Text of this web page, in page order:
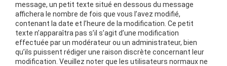
message, un petit texte situé en dessous du message
affichera le nombre de fois que vous l’avez modifié,
contenant la date et l’heure de la modification. Ce petit
texte n’apparaîtra pas s’il s’agit d’une modification
effectuée par un modérateur ou un administrateur, bien
qu’ils puissent rédiger une raison discrète concernant leur
modification. Veuillez noter que les utilisateurs normaux ne